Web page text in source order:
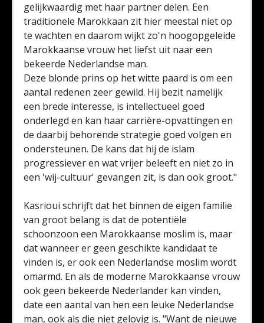
gelijkwaardig met haar partner delen. Een
traditionele Marokkaan zit hier meestal niet op
te wachten en daarom wijkt zo'n hoogopgeleide
Marokkaanse vrouw het liefst uit naar een
bekeerde Nederlandse man.
Deze blonde prins op het witte paard is om een
aantal redenen zeer gewild. Hij bezit namelijk
een brede interesse, is intellectueel goed
onderlegd en kan haar carrière-opvattingen en
de daarbij behorende strategie goed volgen en
ondersteunen. De kans dat hij de islam
progressiever en wat vrijer beleeft en niet zo in
een 'wij-cultuur' gevangen zit, is dan ook groot."
Kasrioui schrijft dat het binnen de eigen familie
van groot belang is dat de potentiële
schoonzoon een Marokkaanse moslim is, maar
dat wanneer er geen geschikte kandidaat te
vinden is, er ook een Nederlandse moslim wordt
omarmd. En als de moderne Marokkaanse vrouw
ook geen bekeerde Nederlander kan vinden,
date een aantal van hen een leuke Nederlandse
man, ook als die niet gelovig is. "Want de nieuwe